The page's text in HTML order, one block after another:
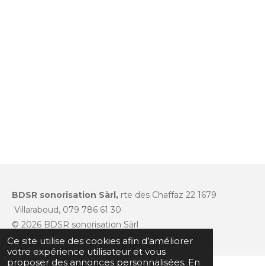
Ce site utilise des cookies afin d’améliorer
votre expérience utilisateur et vous
proposer des annonces personnalisées. En
BDSR sonorisation Sàrl, rte des Chaffaz 22 1679
Villaraboud, 079 786 61 30
© 2026 BDSR sonorisation Sàrl